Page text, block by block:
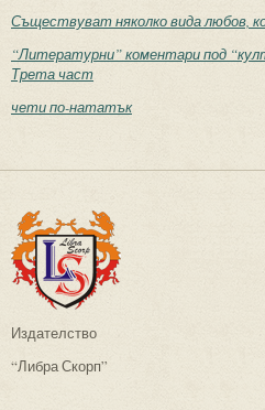
Съществуват няколко вида любов,
“Литературни” коментари под
Трета част
чети по-нататък
Издателство
“Либра Скорп”